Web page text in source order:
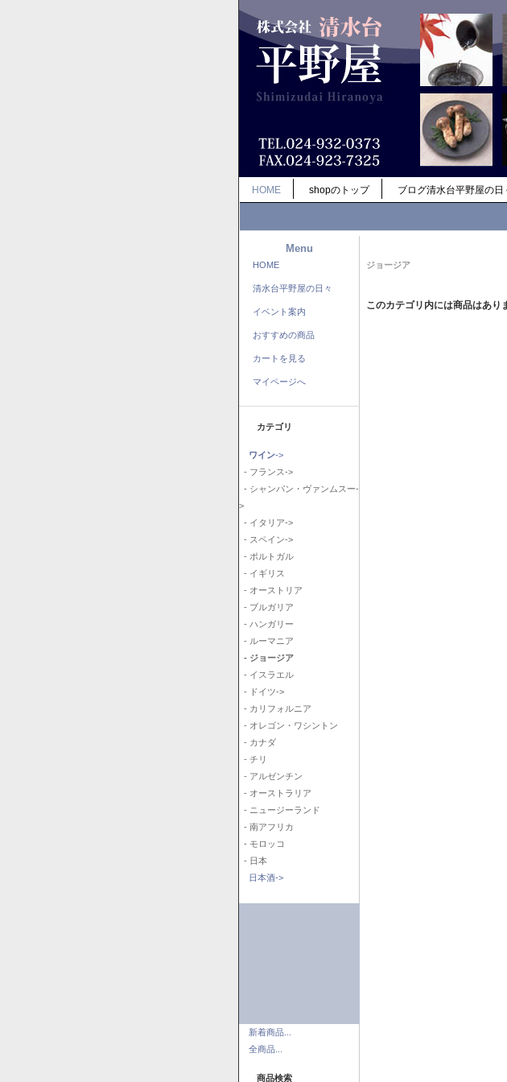
HOME shopのトップ ブログ清水台平野屋の日
Menu
HOME
清水台平野屋の日々
イベント案内
おすすめの商品
カートを見る
マイページへ
カテゴリ
ワイン->
- フランス->
- シャンパン・ヴァンムスー-
>
- イタリア->
- スペイン->
- ポルトガル
- イギリス
- オーストリア
- ブルガリア
- ハンガリー
- ルーマニア
- ジョージア
- イスラエル
- ドイツ->
- カリフォルニア
- オレゴン・ワシントン
- カナダ
- チリ
- アルゼンチン
- オーストラリア
- ニュージーランド
- 南アフリカ
- モロッコ
- 日本
日本酒->
新着商品...
全商品...
商品検索
ジョージア
このカテゴリ内には商品はあり